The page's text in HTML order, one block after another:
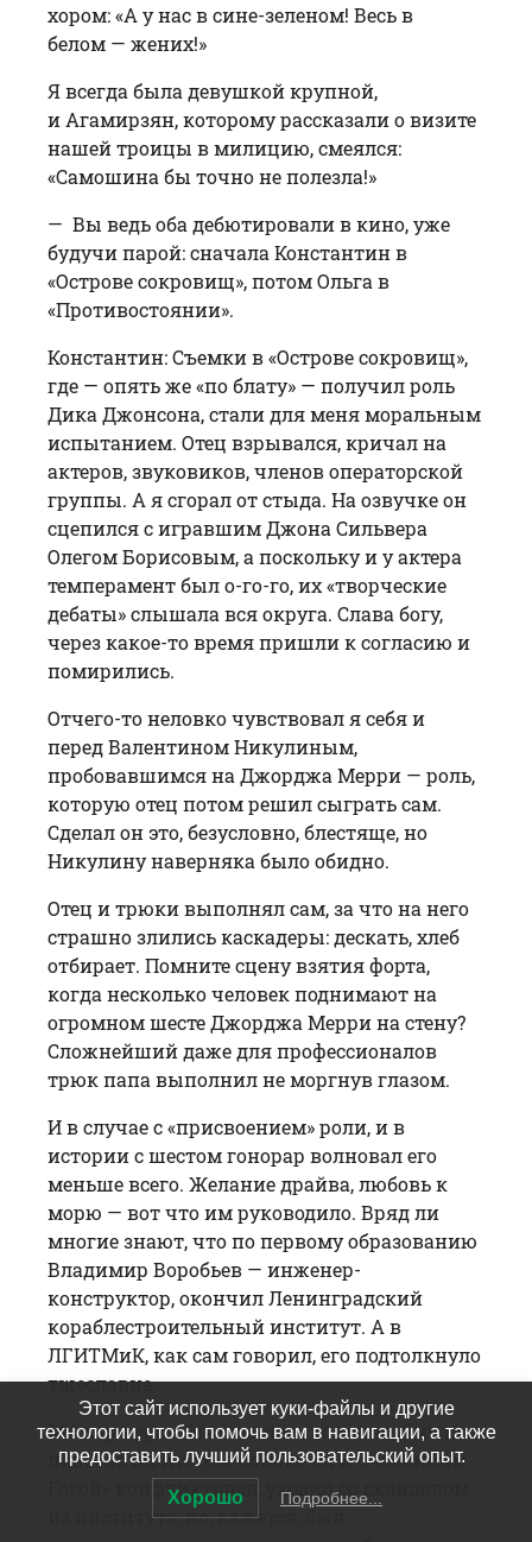
хором: «А у нас в сине-зеленом! Весь в
белом — жених!»
Я всегда была девушкой крупной,
и Агамирзян, которому рассказали о визите
нашей троицы в милицию, смеялся:
«Самошина бы точно не полезла!»
— Вы ведь оба дебютировали в кино, уже
будучи парой: сначала Константин в
«Острове сокровищ», потом Ольга в
«Противостоянии».
Константин: Съемки в «Острове сокровищ»,
где — опять же «по блату» — получил роль
Дика Джонсона, стали для меня моральным
испытанием. Отец взрывался, кричал на
актеров, звуковиков, членов операторской
группы. А я сгорал от стыда. На озвучке он
сцепился с игравшим Джона Сильвера
Олегом Борисовым, а поскольку и у актера
темперамент был о-го-го, их «творческие
дебаты» слышала вся округа. Слава богу,
через какое-то время пришли к согласию и
поми­рились.
Отчего-то неловко чувствовал я себя и
перед Валентином Никулиным,
пробовавшимся на Джорджа Мерри — роль,
которую отец потом решил сыграть сам.
Сделал он это, безусловно, блестяще, но
Никулину наверняка было обидно.
Отец и трюки выполнял сам, за что на него
страшно злились каскадеры: дес­кать, хлеб
отбирает. Помните сцену взятия форта,
когда несколько человек поднимают на
огромном шесте Джорджа Мерри на стену?
Сложнейший даже для профессионалов
трюк папа выполнил не моргнув глазом.
И в случае с «присвоением» роли, и в
истории с шестом гонорар волновал его
меньше всего. Желание драйва, любовь к
морю — вот что им руководило. Вряд ли
многие знают, что по первому образованию
Владимир Воробьев — инженер-
конструктор, окончил Ленинградский
кораблестроительный институт. А в
ЛГИТМиК, как сам говорил, его подтолк­нуло
тщеславие.
Мастер курса Товстоногов, конечно, был для
папы авторитетом, однако он и с «великим
Гогой» конфликтовал, уходил со скандалом
из института, но, кажется, был
Этот сайт использует куки-файлы и другие
технологии, чтобы помочь вам в навигации, а также
предоставить лучший пользовательский опыт.
Хорошо Подробнее...